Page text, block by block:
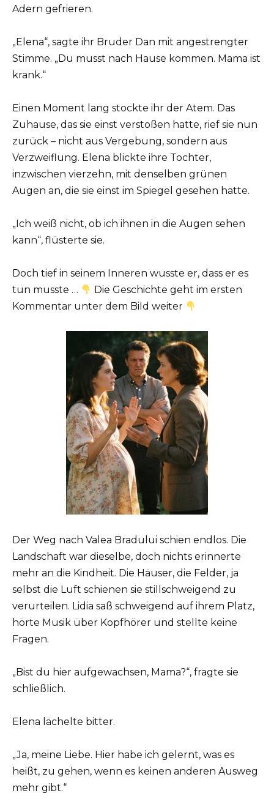
Adern gefrieren.
„Elena“, sagte ihr Bruder Dan mit angestrengter
Stimme. „Du musst nach Hause kommen. Mama ist
krank.“
Einen Moment lang stockte ihr der Atem. Das
Zuhause, das sie einst verstoßen hatte, rief sie nun
zurück – nicht aus Vergebung, sondern aus
Verzweiflung. Elena blickte ihre Tochter,
inzwischen vierzehn, mit denselben grünen
Augen an, die sie einst im Spiegel gesehen hatte.
„Ich weiß nicht, ob ich ihnen in die Augen sehen
kann“, flüsterte sie.
Doch tief in seinem Inneren wusste er, dass er es
tun musste …
Die Geschichte geht im ersten
Kommentar unter dem Bild weiter
Der Weg nach Valea Bradului schien endlos. Die
Landschaft war dieselbe, doch nichts erinnerte
mehr an die Kindheit. Die Häuser, die Felder, ja
selbst die Luft schienen sie stillschweigend zu
verurteilen. Lidia saß schweigend auf ihrem Platz,
hörte Musik über Kopfhörer und stellte keine
Fragen.
„Bist du hier aufgewachsen, Mama?“, fragte sie
schließlich.
Elena lächelte bitter.
„Ja, meine Liebe. Hier habe ich gelernt, was es
heißt, zu gehen, wenn es keinen anderen Ausweg
mehr gibt.“